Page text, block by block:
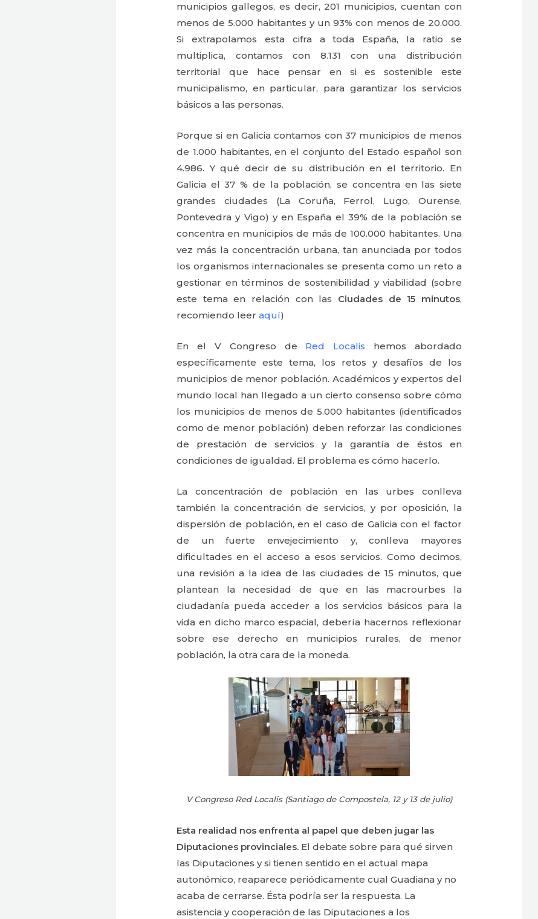
municipios gallegos, es decir, 201 municipios, cuentan con
menos de 5.000 habitantes y un 93% con menos de 20.000.
Si extrapolamos esta cifra a toda España, la ratio se
multiplica, contamos con 8.131 con una distribución
territorial que hace pensar en si es sostenible este
municipalismo, en particular, para garantizar los servicios
básicos a las personas.
Porque si en Galicia contamos con 37 municipios de menos
de 1.000 habitantes, en el conjunto del Estado español son
4.986. Y qué decir de su distribución en el territorio. En
Galicia el 37 % de la población, se concentra en las siete
grandes ciudades (La Coruña, Ferrol, Lugo, Ourense,
Pontevedra y Vigo) y en España el 39% de la población se
concentra en municipios de más de 100.000 habitantes. Una
vez más la concentración urbana, tan anunciada por todos
los organismos internacionales se presenta como un reto a
gestionar en términos de sostenibilidad y viabilidad (sobre
este tema en relación con las Ciudades de 15 minutos,
recomiendo leeraquí)
En el V Congreso de Red Localis hemos abordado
específicamente este tema, los retos y desafíos de los
municipios de menor población. Académicos y expertos del
mundo local han llegado a un cierto consenso sobre cómo
los municipios de menos de 5.000 habitantes (identificados
como de menor población) deben reforzar las condiciones
de prestación de servicios y la garantía de éstos en
condiciones de igualdad. El problema es cómo hacerlo.
La concentración de población en las urbes conlleva
también la concentración de servicios, y por oposición, la
dispersión de población, en el caso de Galicia con el factor
de un fuerte envejecimiento y, conlleva mayores
dificultades en el acceso a esos servicios. Como decimos,
una revisión a la idea de las ciudades de 15 minutos, que
plantean la necesidad de que en las macrourbes la
ciudadanía pueda acceder a los servicios básicos para la
vida en dicho marco espacial, debería hacernos reflexionar
sobre ese derecho en municipios rurales, de menor
población, la otra cara de la moneda.
V Congreso Red Localis (Santiago de Compostela, 12 y 13 de julio)
Esta realidad nos enfrenta al papel que deben jugar las
Diputaciones provinciales. El debate sobre para qué sirven
las Diputaciones y si tienen sentido en el actual mapa
autonómico, reaparece periódicamente cual Guadiana y no
acaba de cerrarse. Ésta podría ser la respuesta. La
asistencia y cooperación de las Diputaciones a los